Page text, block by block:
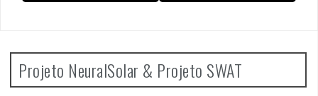
Projeto NeuralSolar & Projeto SWAT